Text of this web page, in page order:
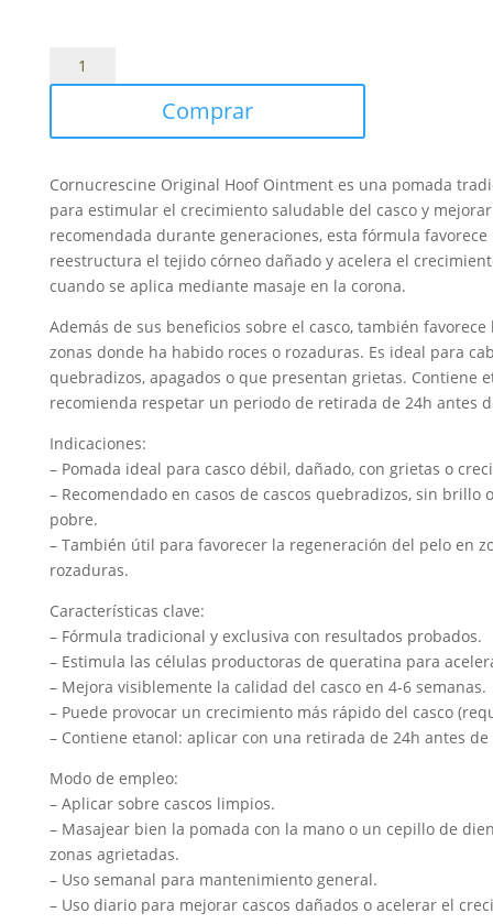
Cornucrescine
grasa
Hoof
250
ml
cantidad
Comprar
Cornucrescine Original Hoof Ointment es una pomada
para estimular el crecimiento saludable del casco y
recomendada durante generaciones, esta fórmula
reestructura el tejido córneo dañado y acelera el
cuando se aplica mediante masaje en la corona.
Además de sus beneficios sobre el casco, también
zonas donde ha habido roces o rozaduras. Es ideal para
quebradizos, apagados o que presentan grietas. Contiene
recomienda respetar un periodo de retirada de 24h antes
Indicaciones:
– Pomada ideal para casco débil, dañado, con grietas o
– Recomendado en casos de cascos quebradizos, sin brillo
pobre.
– También útil para favorecer la regeneración del pelo en
rozaduras.
Características clave:
– Fórmula tradicional y exclusiva con resultados probados.
– Estimula las células productoras de queratina para
– Mejora visiblemente la calidad del casco en 4-6 semanas.
– Puede provocar un crecimiento más rápido del casco
– Contiene etanol: aplicar con una retirada de 24h antes
Modo de empleo:
– Aplicar sobre cascos limpios.
– Masajear bien la pomada con la mano o un cepillo de
zonas agrietadas.
– Uso semanal para mantenimiento general.
– Uso diario para mejorar cascos dañados o acelerar el